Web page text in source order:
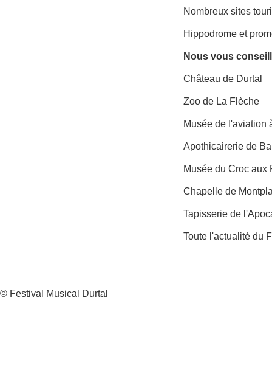
Nombreux sites
Hippodrome et
Nous vous
Château de Durtal
Zoo de La Flèche
Musée de l'aviation
Apothicairerie de
Musée du Croc aux
Chapelle de
Tapisserie de
Toute l'actualité du
© Festival Musical Durtal